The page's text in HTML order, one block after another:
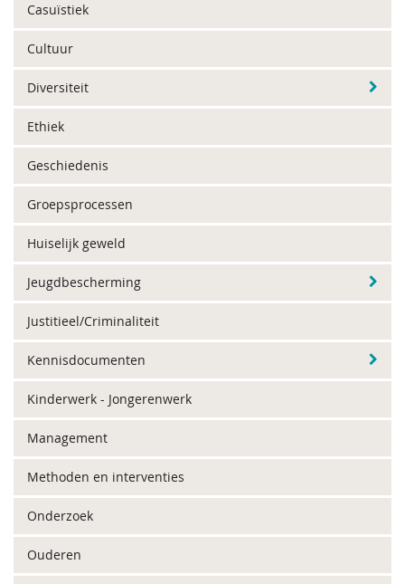
Casuïstiek
Cultuur
Diversiteit
Ethiek
Geschiedenis
Groepsprocessen
Huiselijk geweld
Jeugdbescherming
Justitieel/Criminaliteit
Kennisdocumenten
Kinderwerk - Jongerenwerk
Management
Methoden en interventies
Onderzoek
Ouderen